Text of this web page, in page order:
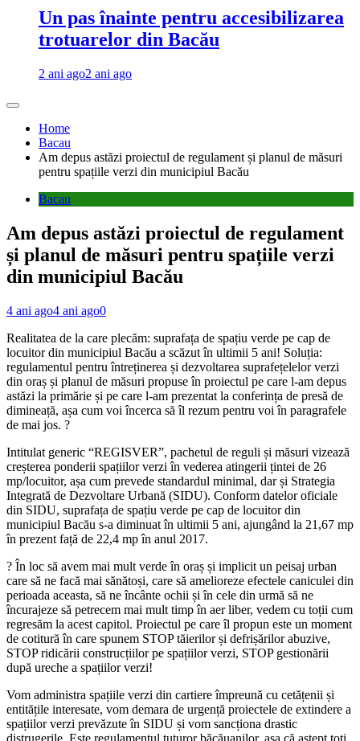
Un pas înainte pentru accesibilizarea
trotuarelor din Bacău
2 ani ago2 ani ago
Home
Bacau
Am depus astăzi proiectul de regulament și planul de măsuri
pentru spațiile verzi din municipiul Bacău
Bacau
Am depus astăzi proiectul de regulament
și planul de măsuri pentru spațiile verzi
din municipiul Bacău
4 ani ago4 ani ago0
Realitatea de la care plecăm: suprafața de spațiu verde pe cap de
locuitor din municipiul Bacău a scăzut în ultimii 5 ani! Soluția:
regulamentul pentru întreținerea și dezvoltarea suprafețelelor verzi
din oraș și planul de măsuri propuse în proiectul pe care l-am depus
astăzi la primărie și pe care l-am prezentat la conferința de presă de
dimineață, așa cum voi încerca să îl rezum pentru voi în paragrafele
de mai jos. ?
Intitulat generic “REGISVER”, pachetul de reguli și măsuri vizează
creșterea ponderii spațiilor verzi în vederea atingerii țintei de 26
mp/locuitor, așa cum prevede standardul minimal, dar și Strategia
Integrată de Dezvoltare Urbană (SIDU). Conform datelor oficiale
din SIDU, suprafața de spațiu verde pe cap de locuitor din
municipiul Bacău s-a diminuat în ultimii 5 ani, ajungând la 21,67 mp
în prezent față de 22,4 mp în anul 2017.
? În loc să avem mai mult verde în oraș și implicit un peisaj urban
care să ne facă mai sănătoși, care să amelioreze efectele caniculei din
perioada aceasta, să ne încânte ochii și în cele din urmă să ne
încurajeze să petrecem mai mult timp în aer liber, vedem cu toții cum
regresăm la acest capitol. Proiectul pe care îl propun este un moment
de cotitură în care spunem STOP tăierilor și defrișărilor abuzive,
STOP ridicării construcțiilor pe spațiilor verzi, STOP gestionării
după ureche a spațiilor verzi!
Vom administra spațiile verzi din cartiere împreună cu cetățenii și
entitățile interesate, vom demara de urgență proiectele de extindere a
spațiilor verzi prevăzute în SIDU și vom sancționa drastic
distrugerile. Este regulamentul tuturor băcăuanilor, așa că aștept toți